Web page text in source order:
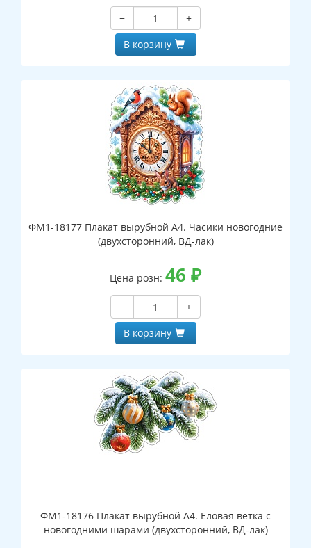
−
+
В корзину
ФМ1-18177 Плакат вырубной А4. Часики новогодние
(двухсторонний, ВД-лак)
Цена розн: 46 ₽
−
+
В корзину
ФМ1-18176 Плакат вырубной А4. Еловая ветка с
новогодними шарами (двухсторонний, ВД-лак)